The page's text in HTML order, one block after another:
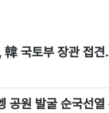
韓 국토부 장관 접
공원 발굴 순국선열